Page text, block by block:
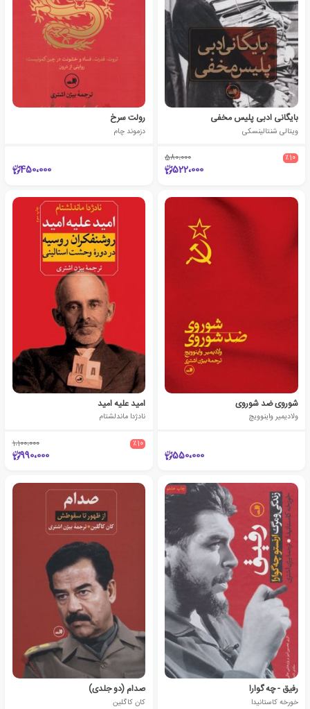
بایگانی ادبی پلیس مخفی
ویتالی شنتالینسکی
٪10 580،000
522،000
رولت سرخ
دزموند چام
450،000
شوروی ضد شوروی
ولادیمیر واینوویچ
550،000
امید علیه امید
نادژدا ماندلشتام
٪10 1،100،000
990،000
رفیق - چه گوارا
خورخه کاستانیدا
صدام (دو جلدی)
کان کاگلین